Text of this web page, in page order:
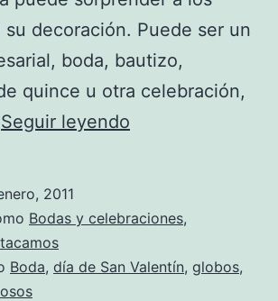
decoración. Puede ser un
boda, bautizo,
quince u otra celebración,
Seguir leyendo
tu
2011
Bodas y celebraciones,
Boda, día de San Valentín, globos,